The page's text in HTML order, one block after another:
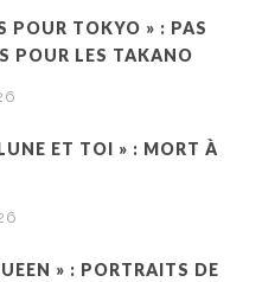
POUR TOKYO » : PAS
POUR LES TAKANO
ET TOI » : MORT À
» : PORTRAITS DE